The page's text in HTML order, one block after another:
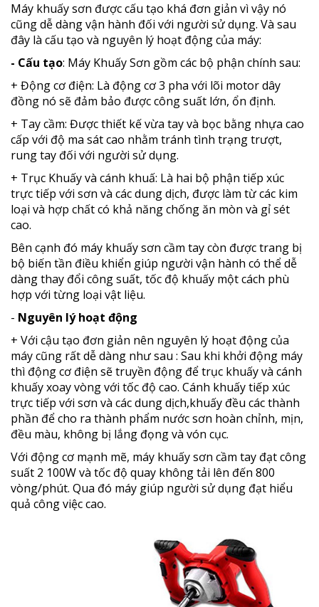
Máy khuấy sơn được cấu tạo khá đơn giản vì vậy nó
cũng dễ dàng vận hành đối với người sử dụng. Và sau
đây là cấu tạo và nguyên lý hoạt động của máy:
- Cấu tạo: Máy Khuấy Sơn gồm các bộ phận chính sau:
+ Động cơ điện: Là động cơ 3 pha với lõi motor dây
đồng nó sẽ đảm bảo được công suất lớn, ổn định.
+ Tay cầm: Được thiết kế vừa tay và bọc bằng nhựa cao
cấp với độ ma sát cao nhằm tránh tình trạng trượt,
rung tay đối với người sử dụng.
+ Trục Khuấy và cánh khuấ: Là hai bộ phận tiếp xúc
trực tiếp với sơn và các dung dịch, được làm từ các kim
loại và hợp chất có khả năng chống ăn mòn và gỉ sét
cao.
Bên cạnh đó máy khuấy sơn cầm tay còn được trang bị
bộ biến tần điều khiển giúp người vận hành có thể dễ
dàng thay đổi công suất, tốc độ khuấy một cách phù
hợp với từng loại vật liệu.
- Nguyên lý hoạt động
+ Với cậu tạo đơn giản nên nguyên lý hoạt động của
máy cũng rất dễ dàng như sau : Sau khi khởi động máy
thì động cơ điện sẽ truyền động để trục khuấy và cánh
khuấy xoay vòng với tốc độ cao. Cánh khuấy tiếp xúc
trực tiếp với sơn và các dung dịch,khuấy đều các thành
phần để cho ra thành phẩm nước sơn hoàn chỉnh, mịn,
đều màu, không bị lắng đọng và vón cục.
Với động cơ mạnh mẽ, máy khuấy sơn cầm tay đạt công
suất 2 100W và tốc độ quay không tải lên đến 800
vòng/phút. Qua đó máy giúp người sử dụng đạt hiểu
quả công việc cao.